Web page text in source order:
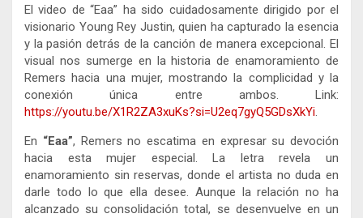
El video de “Eaa” ha sido cuidadosamente dirigido por el
visionario Young Rey Justin, quien ha capturado la esencia
y la pasión detrás de la canción de manera excepcional. El
visual nos sumerge en la historia de enamoramiento de
Remers hacia una mujer, mostrando la complicidad y la
conexión única entre ambos. Link:
https://youtu.be/X1R2ZA3xuKs?si=U2eq7gyQ5GDsXkYi.
En “Eaa”, Remers no escatima en expresar su devoción
hacia esta mujer especial. La letra revela un
enamoramiento sin reservas, donde el artista no duda en
darle todo lo que ella desee. Aunque la relación no ha
alcanzado su consolidación total, se desenvuelve en un